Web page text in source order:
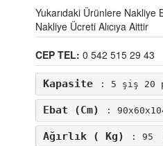
Yukarıdaki Ürünlere Nakliye
Nakliye Ücreti Alıcıya Aittir
CEP TEL: 0 542 515 29 43
Kapasite : 5 şiş 20
Ebat (cm) :
Ağırlık ( Kg) : 95